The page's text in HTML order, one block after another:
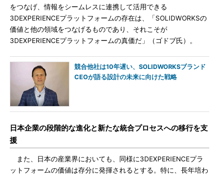
をつなげ、情報をシームレスに連携して活用できる
3DEXPERIENCEプラットフォームの存在は、「SOLIDWORKSの
価値と他の領域をつなげるものであり、それこそが
3DEXPERIENCEプラットフォームの真価だ」（ゴドブ氏）。
競合他社は10年遅い、SOLIDWORKSブランド
CEOが語る設計の未来に向けた戦略
日本企業の段階的な進化と新たな統合プロセスへの移行を支
援
また、日本の産業界においても、同様に3DEXPERIENCEプラ
ットフォームの価値は存分に発揮されるとする。特に、長年培わ